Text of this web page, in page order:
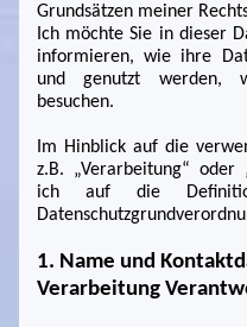
Grundsätzen meiner
Ich möchte Sie in dieser
informieren, wie ihre
und genutzt werden,
besuchen.
Im Hinblick auf die
z.B. „Verarbeitung“ oder
ich auf die
1. Name und
Verarbeitung